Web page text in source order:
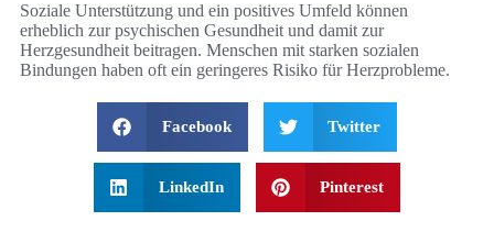
Soziale Unterstützung und ein positives Umfeld können
erheblich zur psychischen Gesundheit und damit zur
Herzgesundheit beitragen. Menschen mit starken sozialen
Bindungen haben oft ein geringeres Risiko für Herzprobleme.
Facebook Twitter
LinkedIn Pinterest